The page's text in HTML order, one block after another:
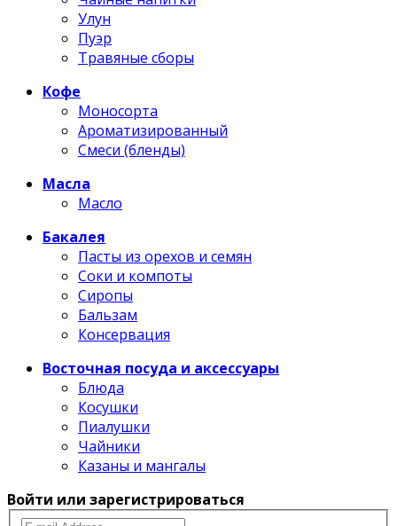
Улун
Пуэр
Травяные сборы
Кофе
Моносорта
Ароматизированный
Смеси (бленды)
Масла
Масло
Бакалея
Пасты из орехов и семян
Соки и компоты
Сиропы
Бальзам
Консервация
Восточная посуда и аксессуары
Блюда
Косушки
Пиалушки
Чайники
Казаны и мангалы
Войти или зарегистрироваться